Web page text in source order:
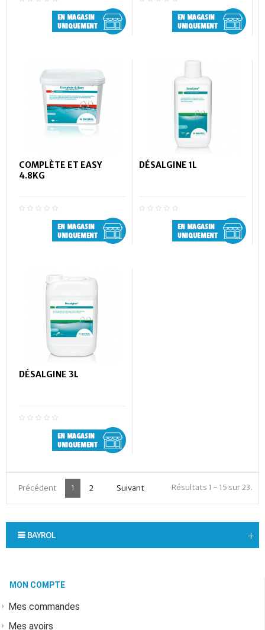
COMPLÈTE ET EASY
4.8KG
DÉSALGINE 1L
DÉSALGINE 3L
Résultats 1 - 15 sur 23.
Précédent 1 2 Suivant
BAYROL
MON COMPTE
Mes commandes
Mes avoirs